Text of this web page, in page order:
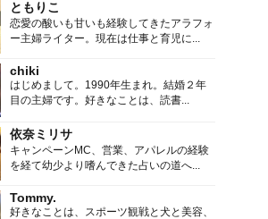
ともりこ
恋愛の酸いも甘いも経験してきたアラフォ
ー主婦ライター。現在は仕事と育児に...
chiki
はじめまして。1990年生まれ。結婚２年
目の主婦です。好きなことは、読書...
依奈ミリサ
キャンペーンMC、営業、アパレルの経験
を経て幼少より嗜んできた占いの道へ...
Tommy.
好きなことは、スポーツ観戦と犬と美容、